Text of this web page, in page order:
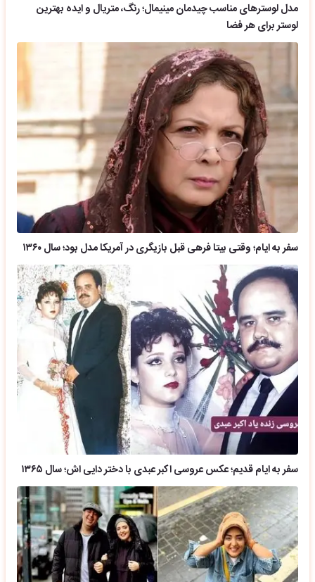
مدل لوسترهای مناسب چیدمان مینیمال؛ رنگ، متریال و ایده بهترین
لوستر برای هر فضا
سفر به ایام؛ وقتی بیتا فرهی قبل بازیگری در آمریکا مدل بود؛ سال ۱۳۶۰
سفر به ایام قدیم؛ عکس عروسی اکبر عبدی با دختر دایی اش؛ سال ۱۳۶۵